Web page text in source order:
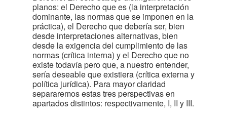
planos: el Derecho que es (la interpretación
dominante, las normas que se imponen en la
práctica), el Derecho que debería ser, bien
desde interpretaciones alternativas, bien
desde la exigencia del cumplimiento de las
normas (crítica interna) y el Derecho que no
existe todavía pero que, a nuestro entender,
sería deseable que existiera (crítica externa y
política jurídica). Para mayor claridad
separaremos estas tres perspectivas en
apartados distintos: respectivamente, I, II y III.